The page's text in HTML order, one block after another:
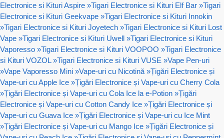
Electronice si Kituri Aspire »Tigari Electronice si Kituri Elf Bar »Tigari
Electronice si Kituri Geekvape »Tigari Electronice si Kituri Innokin
»Tigari Electronice si Kituri Joyetech »Tigari Electronice si Kituri Lost
Vape »Tigari Electronice si Kituri Uwell »Tigari Electronice si Kituri
Vaporesso »Tigari Electronice si Kituri VOOPOO »Tigari Electronice
si Kituri VOZOL »Tigari Electronice si Kituri VUSE »Vape Pen-uri
»Vape Vaporesso Mini »Vape-uri cu Nicotină »Țigări Electronice și
Vape-uri cu Apple Ice »Țigări Electronice și Vape-uri cu Cherry Cola
»Țigări Electronice și Vape-uri cu Cola Ice la e-Potion »Țigări
Electronice și Vape-uri cu Cotton Candy Ice »Țigări Electronice și
Vape-uri cu Guava Ice »Țigări Electronice și Vape-uri cu Ice Mint
»Țigări Electronice și Vape-uri cu Mango Ice »Țigări Electronice și